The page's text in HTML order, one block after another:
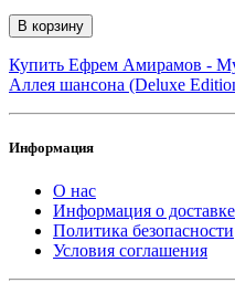
В корзину
Купить Ефрем Амирамов -
Аллея шансона (Deluxe
Информация
О нас
Информация о доставке
Политика безопасности
Условия соглашения